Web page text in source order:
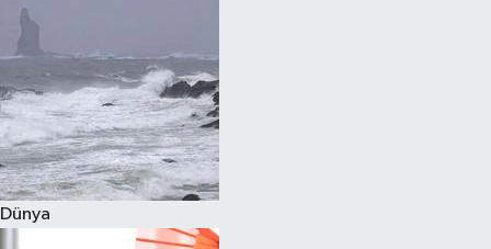
Dünya
Kültür Sanat
Sağlık
Siyaset